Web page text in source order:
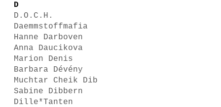
D
D.O.C.H.
Daemmstoffmafia
Hanne Darboven
Anna Daucikova
Marion Denis
Barbara Dévény
Muchtar Cheik Dib
Sabine Dibbern
Dille*Tanten